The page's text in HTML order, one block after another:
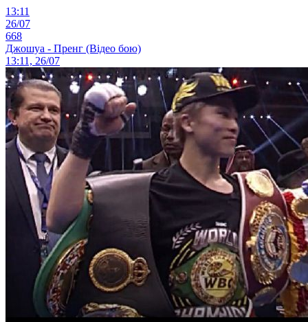
13:11
26/07
668
Джошуа - Пренг (Відео бою)
13:11, 26/07